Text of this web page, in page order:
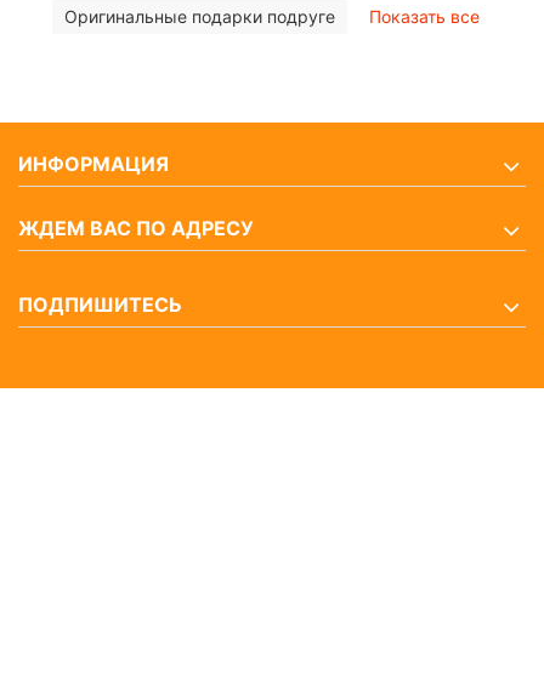
Оригинальные подарки подруге Показать все
ИНФОРМАЦИЯ
ЖДЕМ ВАС ПО АДРЕСУ
ПОДПИШИТЕСЬ